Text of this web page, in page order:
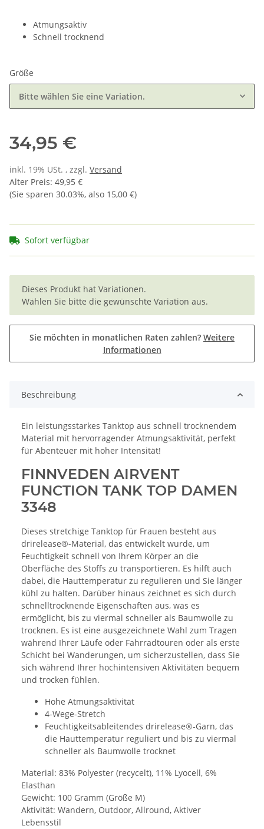
Atmungsaktiv
Schnell trocknend
Größe
Bitte wählen Sie eine Variation.
34,95 €
inkl. 19% USt. , zzgl. Versand
Alter Preis: 49,95 €
(Sie sparen 30.03%, also 15,00 €)
Sofort verfügbar
x
Dieses Produkt hat Variationen.
Wählen Sie bitte die gewünschte Variation aus.
Sie möchten in monatlichen Raten zahlen? Weitere
Informationen
Beschreibung
Ein leistungsstarkes Tanktop aus schnell trocknendem
Material mit hervorragender Atmungsaktivität, perfekt
für Abenteuer mit hoher Intensität!
FINNVEDEN AIRVENT
FUNCTION TANK TOP DAMEN
3348
Dieses stretchige Tanktop für Frauen besteht aus
drirelease®-Material, das entwickelt wurde, um
Feuchtigkeit schnell von Ihrem Körper an die
Oberfläche des Stoffs zu transportieren. Es hilft auch
dabei, die Hauttemperatur zu regulieren und Sie länger
kühl zu halten. Darüber hinaus zeichnet es sich durch
schnelltrocknende Eigenschaften aus, was es
ermöglicht, bis zu viermal schneller als Baumwolle zu
trocknen. Es ist eine ausgezeichnete Wahl zum Tragen
während Ihrer Läufe oder Fahrradtouren oder als erste
Schicht bei Wanderungen, um sicherzustellen, dass Sie
sich während Ihrer hochintensiven Aktivitäten bequem
und trocken fühlen.
Hohe Atmungsaktivität
4-Wege-Stretch
Feuchtigkeitsableitendes drirelease®-Garn, das
die Hauttemperatur reguliert und bis zu viermal
schneller als Baumwolle trocknet
Material: 83% Polyester (recycelt), 11% Lyocell, 6%
Elasthan
Gewicht: 100 Gramm (Größe M)
Aktivität: Wandern, Outdoor, Allround, Aktiver
Lebensstil